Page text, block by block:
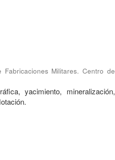
Militares. Centro de
yacimiento, mineralización,